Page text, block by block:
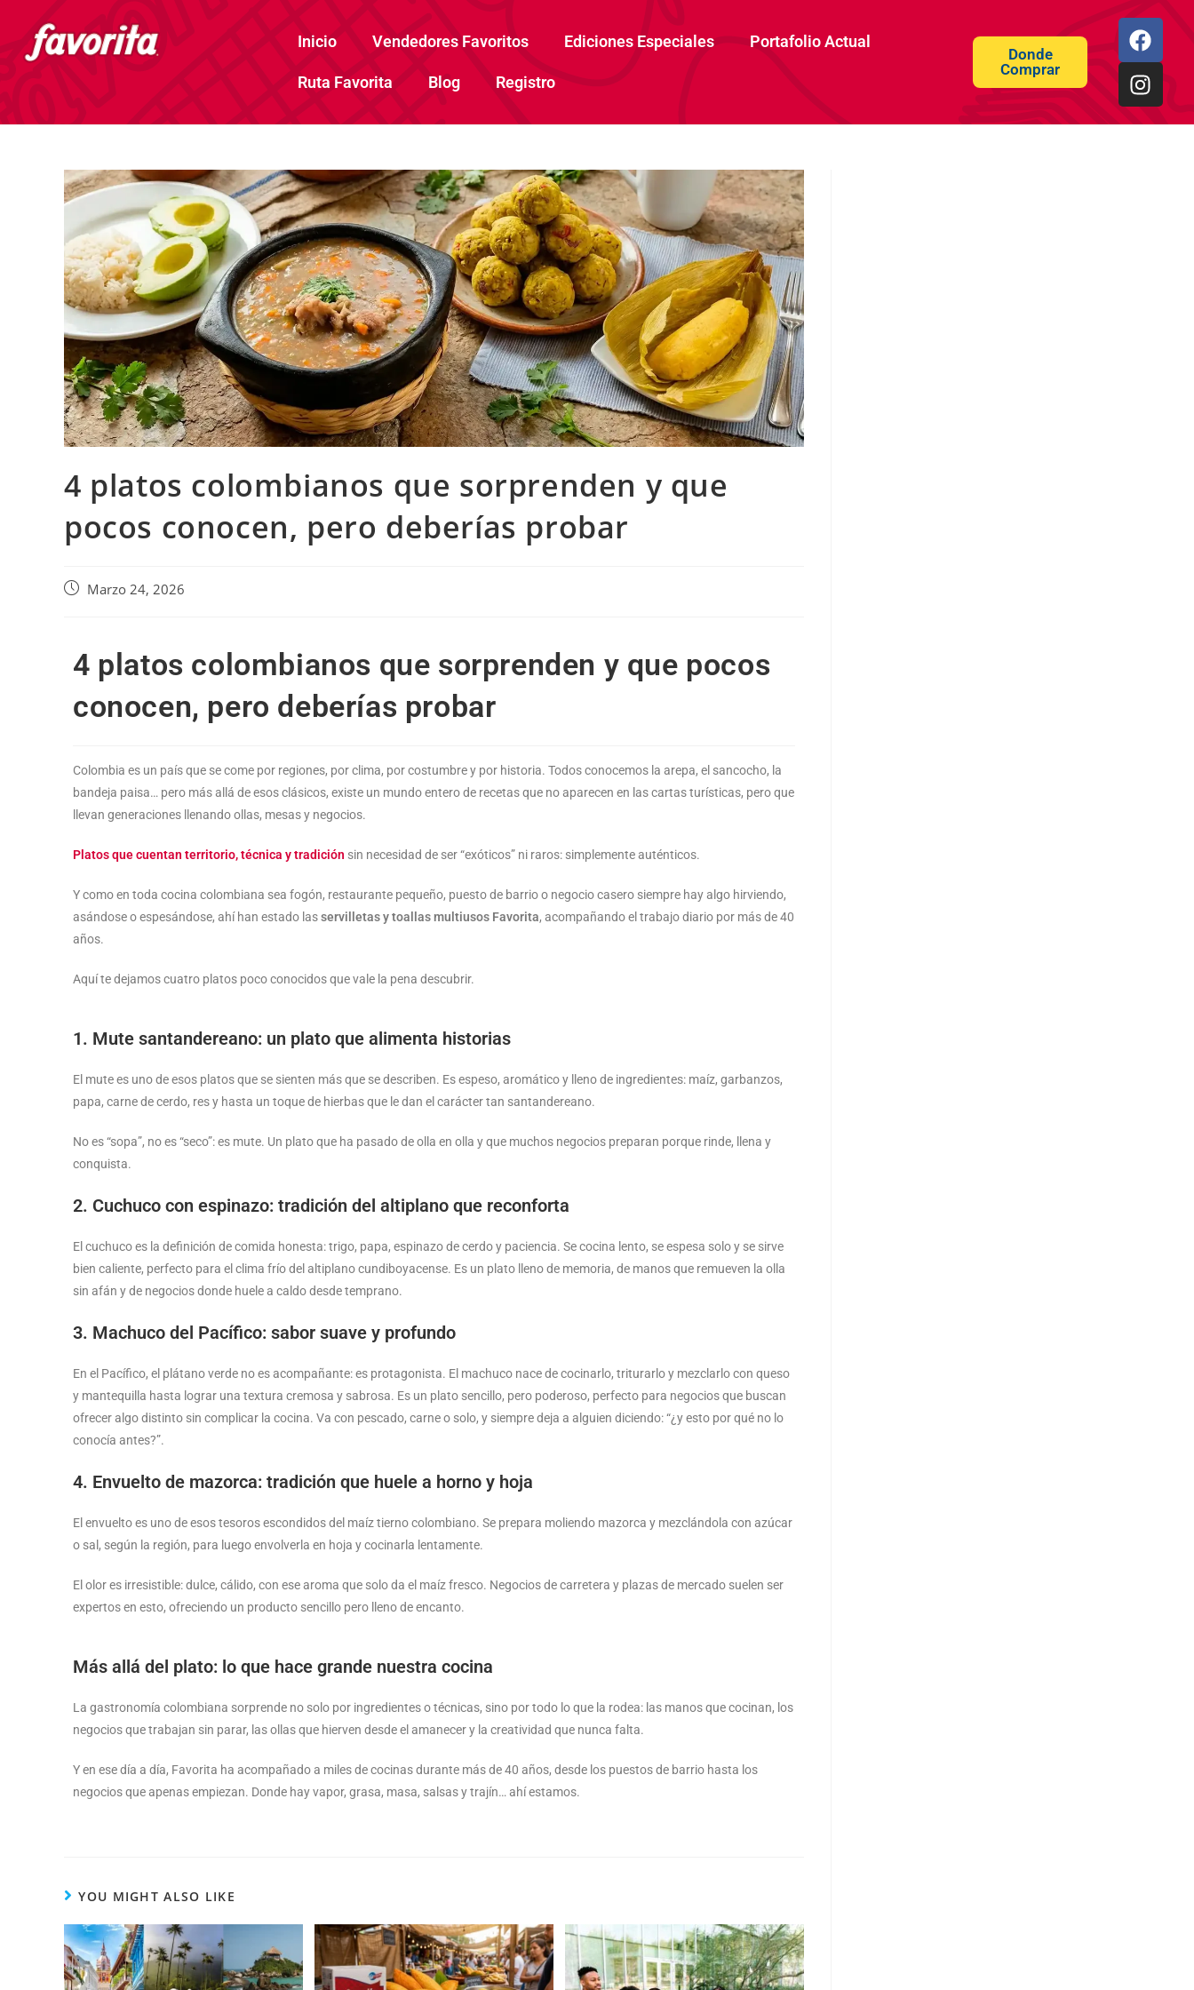
Inicio Vendedores Favoritos Ediciones Especiales Portafolio Actual
Ruta Favorita Blog Registro
Donde
Comprar
4 platos colombianos que sorprenden y que
pocos conocen, pero deberías probar
Marzo 24, 2026
4 platos colombianos que sorprenden y que pocos
conocen, pero deberías probar
Colombia es un país que se come por regiones, por clima, por costumbre y por historia. Todos conocemos la arepa, el sancocho, la
bandeja paisa… pero más allá de esos clásicos, existe un mundo entero de recetas que no aparecen en las cartas turísticas, pero que
llevan generaciones llenando ollas, mesas y negocios.
Platos que cuentan territorio, técnica y tradición sin necesidad de ser “exóticos” ni raros: simplemente auténticos.
Y como en toda cocina colombiana sea fogón, restaurante pequeño, puesto de barrio o negocio casero siempre hay algo hirviendo,
asándose o espesándose, ahí han estado lasservilletas y toallas multiusos Favorita, acompañando el trabajo diario por más de 40
años.
Aquí te dejamos cuatro platos poco conocidos que vale la pena descubrir.
1. Mute santandereano: un plato que alimenta historias
El mute es uno de esos platos que se sienten más que se describen. Es espeso, aromático y lleno de ingredientes: maíz, garbanzos,
papa, carne de cerdo, res y hasta un toque de hierbas que le dan el carácter tan santandereano.
No es “sopa”, no es “seco”: es mute. Un plato que ha pasado de olla en olla y que muchos negocios preparan porque rinde, llena y
conquista.
2. Cuchuco con espinazo: tradición del altiplano que reconforta
El cuchuco es la definición de comida honesta: trigo, papa, espinazo de cerdo y paciencia. Se cocina lento, se espesa solo y se sirve
bien caliente, perfecto para el clima frío del altiplano cundiboyacense. Es un plato lleno de memoria, de manos que remueven la olla
sin afán y de negocios donde huele a caldo desde temprano.
3. Machuco del Pacífico: sabor suave y profundo
En el Pacífico, el plátano verde no es acompañante: es protagonista. El machuco nace de cocinarlo, triturarlo y mezclarlo con queso
y mantequilla hasta lograr una textura cremosa y sabrosa. Es un plato sencillo, pero poderoso, perfecto para negocios que buscan
ofrecer algo distinto sin complicar la cocina. Va con pescado, carne o solo, y siempre deja a alguien diciendo: “¿y esto por qué no lo
conocía antes?”.
4. Envuelto de mazorca: tradición que huele a horno y hoja
El envuelto es uno de esos tesoros escondidos del maíz tierno colombiano. Se prepara moliendo mazorca y mezclándola con azúcar
o sal, según la región, para luego envolverla en hoja y cocinarla lentamente.
El olor es irresistible: dulce, cálido, con ese aroma que solo da el maíz fresco. Negocios de carretera y plazas de mercado suelen ser
expertos en esto, ofreciendo un producto sencillo pero lleno de encanto.
Más allá del plato: lo que hace grande nuestra cocina
La gastronomía colombiana sorprende no solo por ingredientes o técnicas, sino por todo lo que la rodea: las manos que cocinan, los
negocios que trabajan sin parar, las ollas que hierven desde el amanecer y la creatividad que nunca falta.
Y en ese día a día, Favorita ha acompañado a miles de cocinas durante más de 40 años, desde los puestos de barrio hasta los
negocios que apenas empiezan. Donde hay vapor, grasa, masa, salsas y trajín… ahí estamos.
YOU MIGHT ALSO LIKE